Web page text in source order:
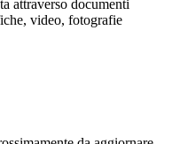
attraverso documenti
video, fotografie